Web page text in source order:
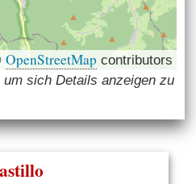
OpenStreetMap contributors
sich Details anzeigen zu